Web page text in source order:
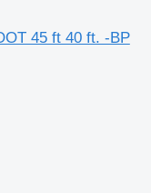
45 ft 40 ft. -BP